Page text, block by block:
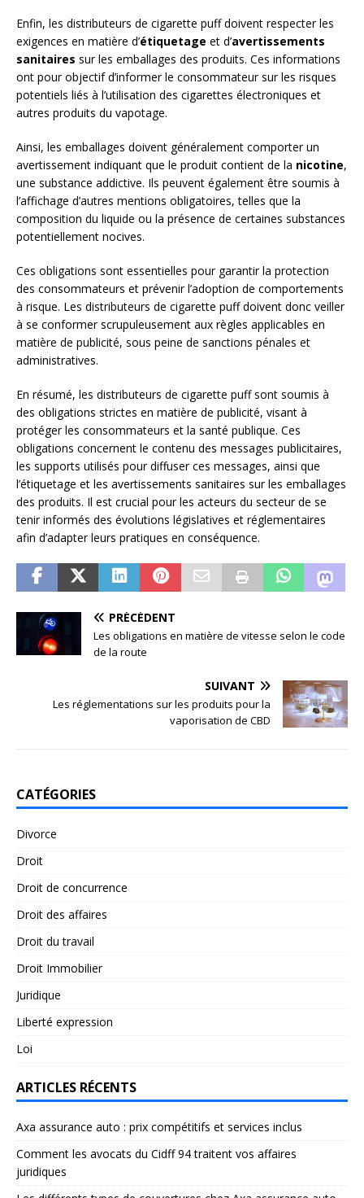
Enfin, les distributeurs de cigarette puff doivent respecter les
exigences en matière d’étiquetage et d’avertissements
sanitaires sur les emballages des produits. Ces informations
ont pour objectif d’informer le consommateur sur les risques
potentiels liés à l’utilisation des cigarettes électroniques et
autres produits du vapotage.
Ainsi, les emballages doivent généralement comporter un
avertissement indiquant que le produit contient de la nicotine,
une substance addictive. Ils peuvent également être soumis à
l’affichage d’autres mentions obligatoires, telles que la
composition du liquide ou la présence de certaines substances
potentiellement nocives.
Ces obligations sont essentielles pour garantir la protection
des consommateurs et prévenir l’adoption de comportements
à risque. Les distributeurs de cigarette puff doivent donc veiller
à se conformer scrupuleusement aux règles applicables en
matière de publicité, sous peine de sanctions pénales et
administratives.
En résumé, les distributeurs de cigarette puff sont soumis à
des obligations strictes en matière de publicité, visant à
protéger les consommateurs et la santé publique. Ces
obligations concernent le contenu des messages publicitaires,
les supports utilisés pour diffuser ces messages, ainsi que
l’étiquetage et les avertissements sanitaires sur les emballages
des produits. Il est crucial pour les acteurs du secteur de se
tenir informés des évolutions législatives et réglementaires
afin d’adapter leurs pratiques en conséquence.
PRÉCÉDENT
Les obligations en matière de vitesse selon le code
de la route
SUIVANT
Les réglementations sur les produits pour la
vaporisation de CBD
CATÉGORIES
Divorce
Droit
Droit de concurrence
Droit des affaires
Droit du travail
Droit Immobilier
Juridique
Liberté expression
Loi
ARTICLES RÉCENTS
Axa assurance auto : prix compétitifs et services inclus
Comment les avocats du Cidff 94 traitent vos affaires
juridiques